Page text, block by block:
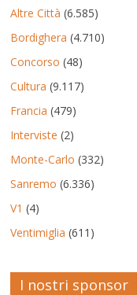
Altre Città (6.585)
Bordighera (4.710)
Concorso (48)
Cultura (9.117)
Francia (479)
Interviste (2)
Monte-Carlo (332)
Sanremo (6.336)
V1 (4)
Ventimiglia (611)
I nostri sponsor